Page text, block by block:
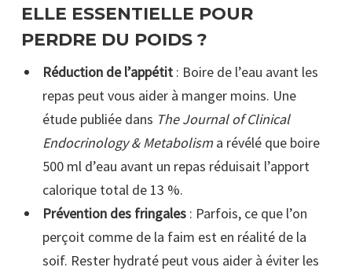
ELLE ESSENTIELLE POUR
PERDRE DU POIDS ?
Réduction de l’appétit: Boire de l’eau avant les
repas peut vous aider à manger moins. Une
étude publiée dans The Journal of Clinical
Endocrinology & Metabolisma révélé que boire
500 ml d’eau avant un repas réduisait l’apport
calorique total de 13 %.
Prévention des fringales: Parfois, ce que l’on
perçoit comme de la faim est en réalité de la
soif. Rester hydraté peut vous aider à éviter les